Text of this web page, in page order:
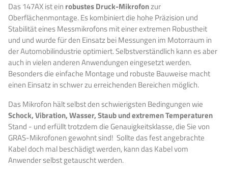
Das 147AX ist ein robustes Druck-Mikrofonzur
Oberflächenmontage. Es kombiniert die hohe Präzision und
Stabilität eines Messmikrofons mit einer extremen Robustheit
und und wurde für den Einsatz bei Messungen im Motorraum in
der Automobilindustrie optimiert. Selbstverständlich kann es aber
auch in vielen anderen Anwendungen eingesetzt werden.
Besonders die einfache Montage und robuste Bauweise macht
einen Einsatz in schwer zu erreichenden Bereichen möglich.
Das Mikrofon hält selbst den schwierigsten Bedingungen wie
Schock, Vibration, Wasser, Staub und extremenTemperaturen
Stand - und erfüllt trotzdem die Genauigkeitsklasse, die Sie von
GRAS-Mikrofonen gewohnt sind! Sollte das fest angebrachte
Kabel doch mal beschädigt werden, kann das Kabel vom
Anwender selbst getauscht werden.